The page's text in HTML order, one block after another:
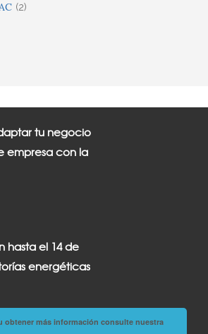
(2)
tu negocio
empresa con la
hasta el 14 de
energéticas
obtener más información consulte nuestra